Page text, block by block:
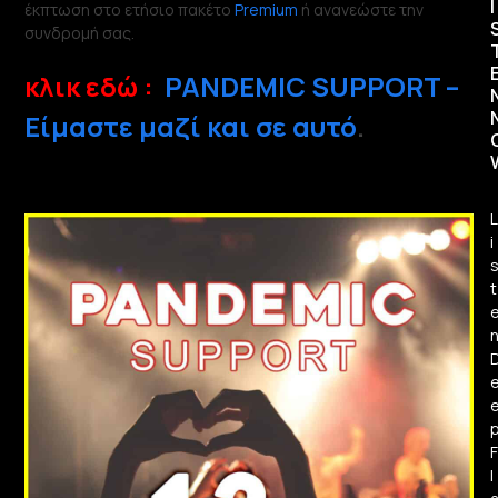
έκπτωση στο ετήσιο πακέτοPremium ή ανανεώστε την
συνδρομή σας.
κλικ εδώ : PANDEMIC SUPPORT –
Είμαστε μαζί και σε αυτό.
I
L
i
s
t
n
F
l